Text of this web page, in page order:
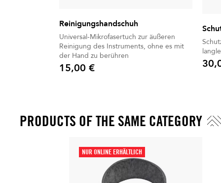
Reinigungshandschuh
Universal-Mikrofasertuch zur äußeren
Reinigung des Instruments, ohne es mit
der Hand zu berühren
Preis
15,00 € Preis
PRODUCTS OF THE SAME CATEGORY
NUR ONLINE ERHÄLTLICH